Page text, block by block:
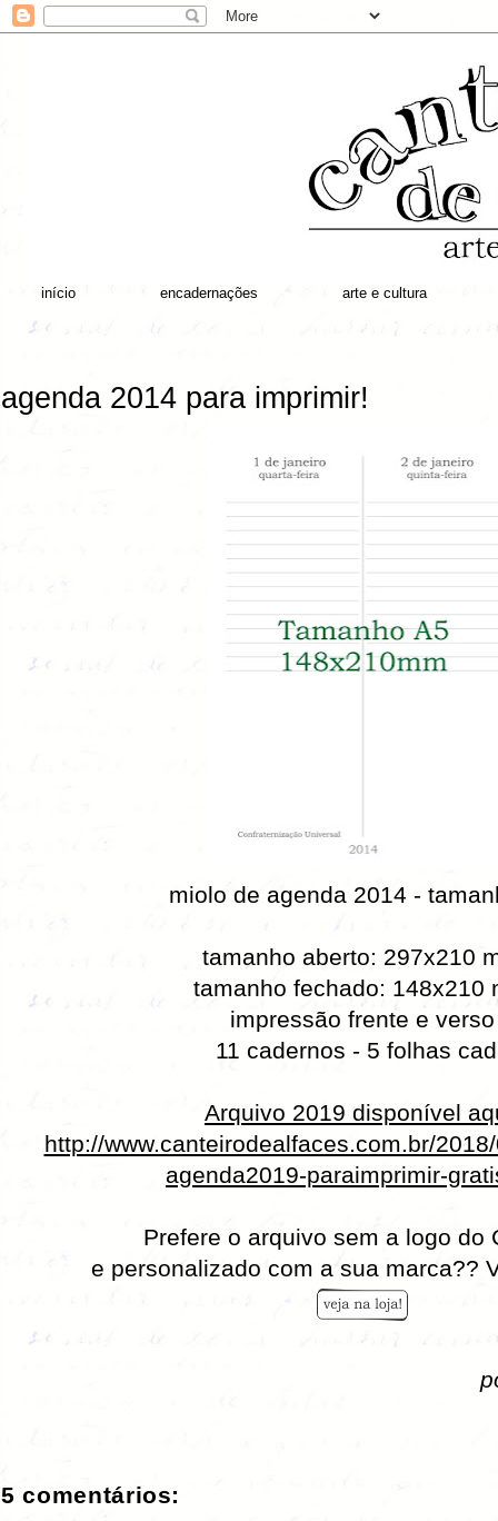
início encadernações arte e cultura
agenda 2014 para imprimir!
miolo de agenda 2014 -
tamanho aberto: 297x210
tamanho fechado: 148x210
impressão frente e verso
11 cadernos - 5 folhas
Arquivo 2019 disponível
http://www.canteirodealfaces.com.br/
agenda2019-paraimprimir-
Prefere o arquivo sem a logo do
e personalizado com a sua marca??
5 comentários: